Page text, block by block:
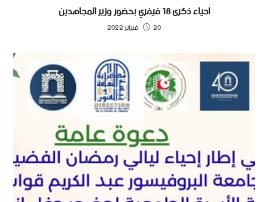
احياء ذكرى 18 فيفري بحضور وزير المجاهدين
20 فبراير 2022